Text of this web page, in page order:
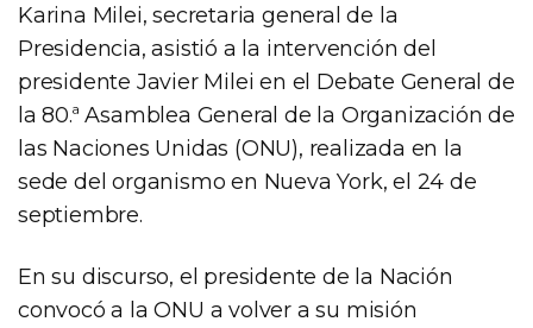
Karina Milei, secretaria general de la
Presidencia, asistió a la intervención del
presidente Javier Milei en el Debate General de
la 80.ª Asamblea General de la Organización de
las Naciones Unidas (ONU), realizada en la
sede del organismo en Nueva York, el 24 de
septiembre.
En su discurso, el presidente de la Nación
convocó a la ONU a volver a su misión